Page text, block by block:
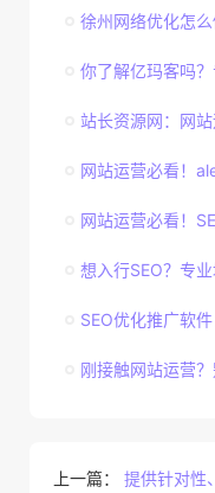
徐州网络优化怎
你了解亿玛客吗
站长资源网：网
网站运营必看！
网站运营必看！
想入行SEO？专
SEO优化推广软
刚接触网站运营
上一篇： 提供针对性